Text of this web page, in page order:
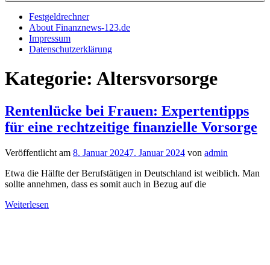
Festgeldrechner
About Finanznews-123.de
Impressum
Datenschutzerklärung
Kategorie: Altersvorsorge
Rentenlücke bei Frauen: Expertentipps
für eine rechtzeitige finanzielle Vorsorge
Veröffentlicht am 8. Januar 20247. Januar 2024 von admin
Etwa die Hälfte der Berufstätigen in Deutschland ist weiblich. Man
sollte annehmen, dass es somit auch in Bezug auf die
Weiterlesen